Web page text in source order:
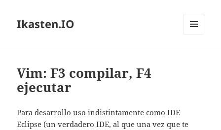
Ikasten.IO
Vim: F3 compilar, F4
ejecutar
Para desarrollo uso indistintamente como IDE
Eclipse (un verdadero IDE, al que una vez que te